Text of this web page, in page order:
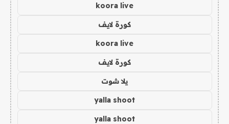
koora live
كورة لايف
koora live
كورة لايف
يلا شوت
yalla shoot
yalla shoot